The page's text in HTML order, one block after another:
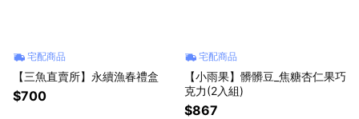
宅配商品
【三魚直賣所】永續漁春禮盒
$700
宅配商品
【小雨果】髒髒豆_焦糖杏仁果巧
克力(2入組)
$867